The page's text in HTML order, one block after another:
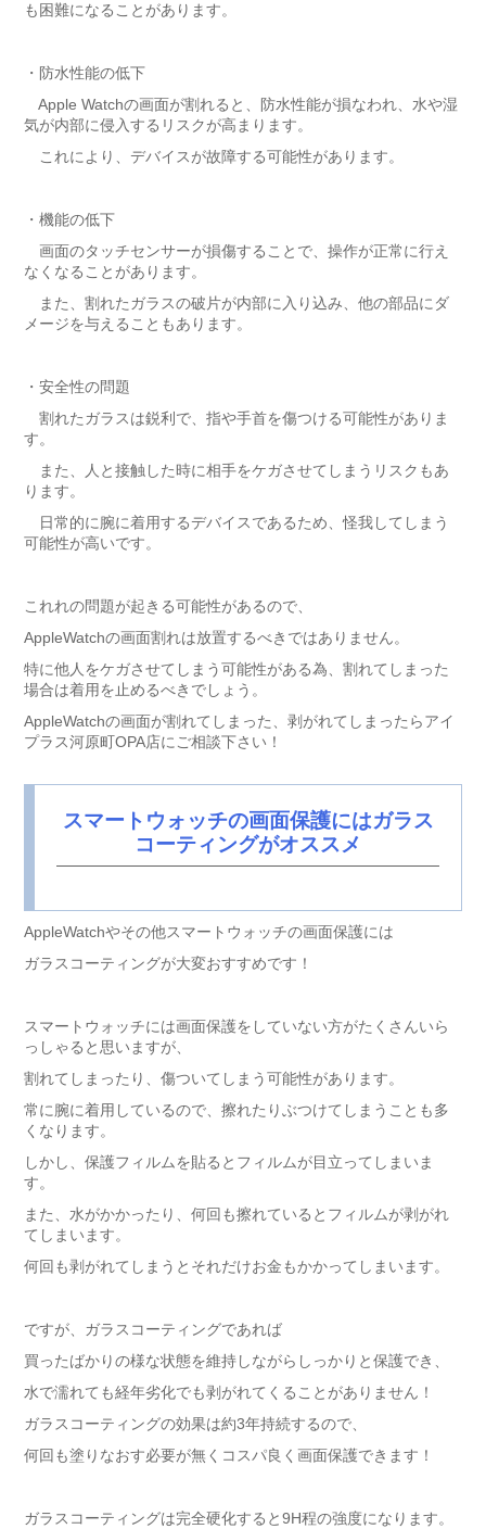
も困難になることがあります。
・防水性能の低下
Apple Watchの画面が割れると、防水性能が損なわれ、水や湿
気が内部に侵入するリスクが高まります。
これにより、デバイスが故障する可能性があります。
・機能の低下
画面のタッチセンサーが損傷することで、操作が正常に行え
なくなることがあります。
また、割れたガラスの破片が内部に入り込み、他の部品にダ
メージを与えることもあります。
・安全性の問題
割れたガラスは鋭利で、指や手首を傷つける可能性がありま
す。
また、人と接触した時に相手をケガさせてしまうリスクもあ
ります。
日常的に腕に着用するデバイスであるため、怪我してしまう
可能性が高いです。
これれの問題が起きる可能性があるので、
AppleWatchの画面割れは放置するべきではありません。
特に他人をケガさせてしまう可能性がある為、割れてしまった
場合は着用を止めるべきでしょう。
AppleWatchの画面が割れてしまった、剥がれてしまったらアイ
プラス河原町OPA店にご相談下さい！
スマートウォッチの画面保護にはガラス
コーティングがオススメ
AppleWatchやその他スマートウォッチの画面保護には
ガラスコーティングが大変おすすめです！
スマートウォッチには画面保護をしていない方がたくさんいら
っしゃると思いますが、
割れてしまったり、傷ついてしまう可能性があります。
常に腕に着用しているので、擦れたりぶつけてしまうことも多
くなります。
しかし、保護フィルムを貼るとフィルムが目立ってしまいま
す。
また、水がかかったり、何回も擦れているとフィルムが剥がれ
てしまいます。
何回も剥がれてしまうとそれだけお金もかかってしまいます。
ですが、ガラスコーティングであれば
買ったばかりの様な状態を維持しながらしっかりと保護でき、
水で濡れても経年劣化でも剥がれてくることがありません！
ガラスコーティングの効果は約3年持続するので、
何回も塗りなおす必要が無くコスパ良く画面保護できます！
ガラスコーティングは完全硬化すると9H程の強度になります。